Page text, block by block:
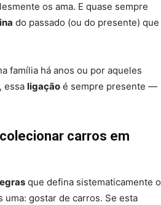
os ama. E quase sempre
do passado (ou do presente) que
família há anos ou por aqueles
essa ligação é sempre presente —
carros em
que defina sistematicamente o
gostar de carros. Se esta